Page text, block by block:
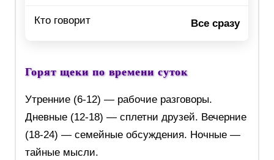
Все сразу
Горят щеки по времени суток
Утренние (6-12) — рабочие разговоры.
Дневные (12-18) — сплетни друзей. Вечерние
(18-24) — семейные обсуждения. Ночные —
тайные мысли.